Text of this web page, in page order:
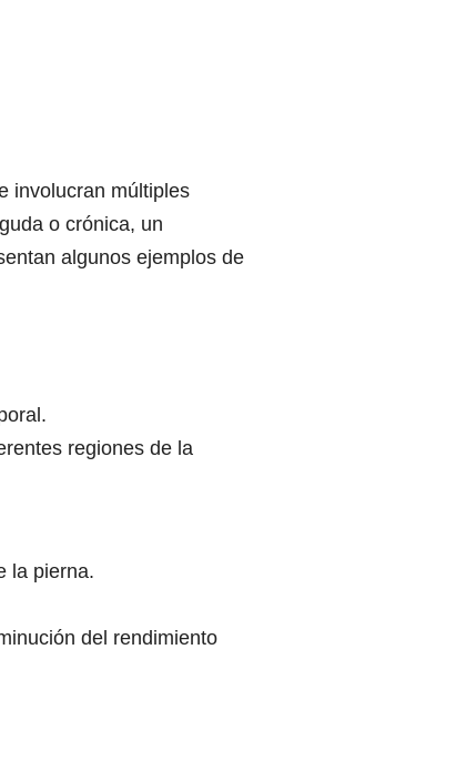
involucran múltiples
o crónica, un
algunos ejemplos de
regiones de la
la pierna.
del rendimiento